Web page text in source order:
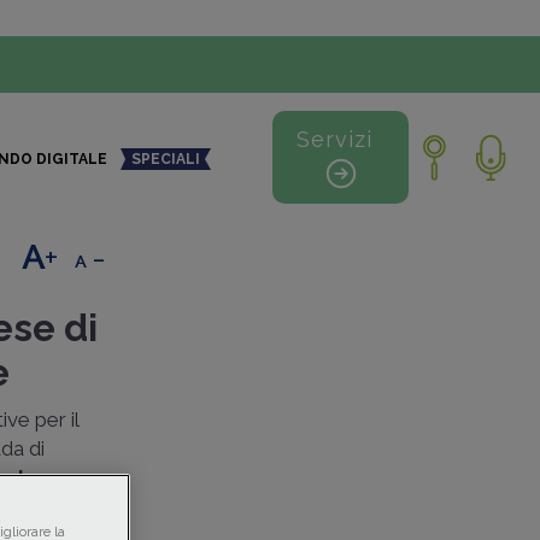
DIGITALE SPECIALI
Servizi
di
per il
di
bonus
2022.
+ -
la